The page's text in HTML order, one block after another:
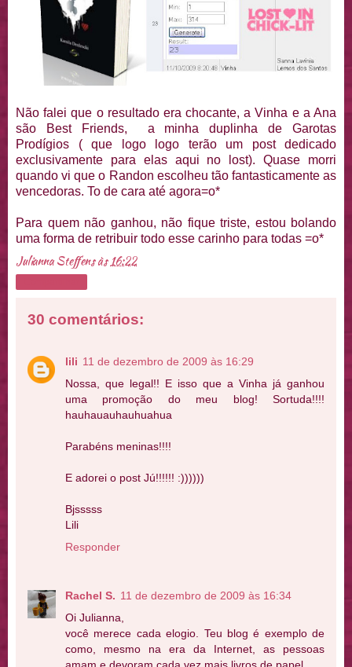
Não falei que o resultado era chocante, a Vinha e a Ana
são Best Friends, a minha duplinha de Garotas
Prodígios ( que logo logo terão um post dedicado
exclusivamente para elas aqui no lost). Quase morri
quando vi que o Randon escolheu tão fantasticamente as
vencedoras. To de cara até agora=o*
Para quem não ganhou, não fique triste, estou bolando
uma forma de retribuir todo esse carinho para todas =o*
Julianna Steffensàs 16:22
30 comentários:
lili 11 de dezembro de 2009 às 16:29
Nossa, que legal!! E isso que a Vinha já ganhou
uma promoção do meu blog! Sortuda!!!!
hauhauauhauhuahua
Parabéns meninas!!!!
E adorei o post Jú!!!!!! :))))))
Bjsssss
Lili
Responder
Rachel S. 11 de dezembro de 2009 às 16:34
Oi Julianna,
você merece cada elogio. Teu blog é exemplo de
como, mesmo na era da Internet, as pessoas